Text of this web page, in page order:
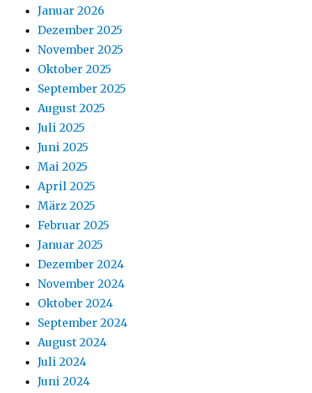
Januar 2026
Dezember 2025
November 2025
Oktober 2025
September 2025
August 2025
Juli 2025
Juni 2025
Mai 2025
April 2025
März 2025
Februar 2025
Januar 2025
Dezember 2024
November 2024
Oktober 2024
September 2024
August 2024
Juli 2024
Juni 2024